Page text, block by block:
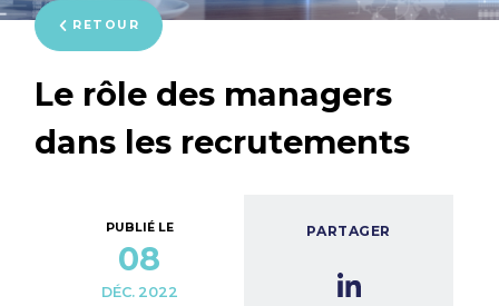
RETOUR
Le rôle des managers
dans les recrutements
PUBLIÉ LE
08
DÉC. 2022
PARTAGER